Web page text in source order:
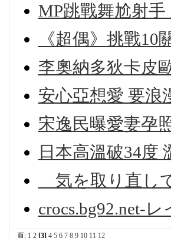
MP跳戰舞尬射
《超偶》挑戰10
李奧納多狄卡皮
安心亞想愛 要浪
宋逸民曝愛妻孕
日本高溫破34度
気を取り直し
crocs.bg92.net-
頁: 1 2 [3] 4 5 6 7 8 9 10 11 12